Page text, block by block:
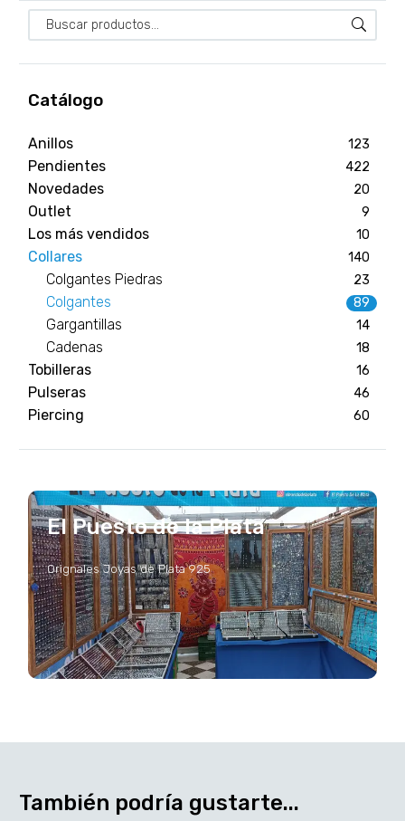
Catálogo
Anillos 123
Pendientes 422
Novedades 20
Outlet 9
Los más vendidos 10
Collares 140
Colgantes Piedras 23
Colgantes 89
Gargantillas 14
Cadenas 18
Tobilleras 16
Pulseras 46
Piercing 60
El Puesto de la Plata
Orignales Joyas de Plata 925
También podría gustarte...